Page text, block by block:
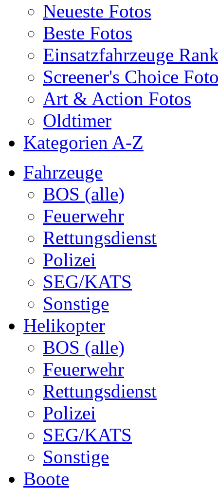
Neueste Fotos
Beste Fotos
Einsatzfahrzeuge
Screener's Choice
Art & Action Fotos
Oldtimer
Kategorien A-Z
Fahrzeuge
BOS (alle)
Feuerwehr
Rettungsdienst
Polizei
SEG/KATS
Sonstige
Helikopter
BOS (alle)
Feuerwehr
Rettungsdienst
Polizei
SEG/KATS
Sonstige
Boote